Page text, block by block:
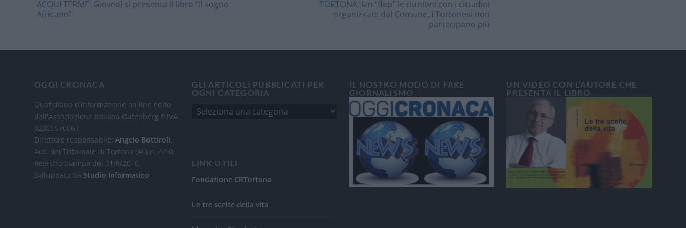
ACQUI TERME: Giovedì si presenta il libro “Il sogno
Africano”
TORTONA: Un “flop” le riunioni con i cittadini
organizzate dal Comune. I Tortonesi non
partecipano più
OGGI CRONACA
Quotidiano d'informazione on line edito
dall'Associazione Italiana Gutenberg P.IVA
02305570067.
Direttore responsabile:Angelo Bottiroli
Aut. del Tribunale di Tortona (AL) n. 4/10,
Registro Stampa del 31/8/2010.
Sviluppato da Studio Informatico
GLI ARTICOLI PUBBLICATI PER
OGNI CATEGORIA
LINK UTILI
Fondazione CRTortona
Le tre scelte della vita
IL NOSTRO MODO DI FARE
GIORNALISMO
UN VIDEO CON L’AUTORE CHE
PRESENTA IL LIBRO